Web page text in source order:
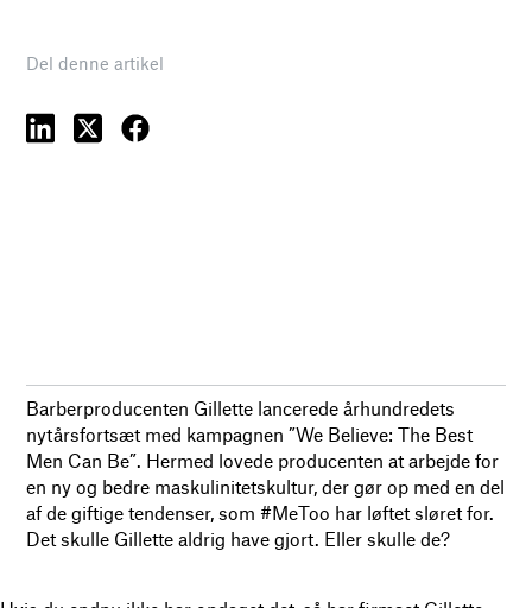
Del denne artikel
Barberproducenten Gillette lancerede århundredets
nytårsfortsæt med kampagnen ”We Believe: The Best
Men Can Be”. Hermed lovede producenten at arbejde for
en ny og bedre maskulinitetskultur, der gør op med en del
af de giftige tendenser, som #MeToo har løftet sløret for.
Det skulle Gillette aldrig have gjort. Eller skulle de?